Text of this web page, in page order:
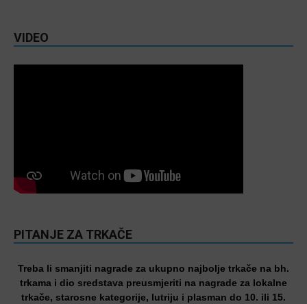
VIDEO
PITANJE ZA TRKAČE
Treba li smanjiti nagrade za ukupno najbolje trkače na bh.
trkama i dio sredstava preusmjeriti na nagrade za lokalne
trkače, starosne kategorije, lutriju i plasman do 10. ili 15.